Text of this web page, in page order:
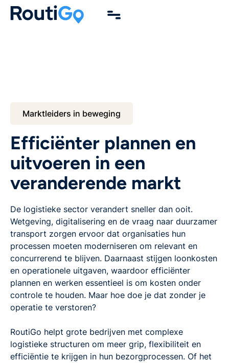
Marktleiders in beweging
Efficiënter plannen en
uitvoeren in een
veranderende markt
De logistieke sector verandert sneller dan ooit.
Wetgeving, digitalisering en de vraag naar duurzamer
transport zorgen ervoor dat organisaties hun
processen moeten moderniseren om relevant en
concurrerend te blijven. Daarnaast stijgen loonkosten
en operationele uitgaven, waardoor efficiënter
plannen en werken essentieel is om kosten onder
controle te houden. Maar hoe doe je dat zonder je
operatie te verstoren?
RoutiGo helpt grote bedrijven met complexe
logistieke structuren om meer grip, flexibiliteit en
efficiëntie te krijgen in hun bezorgprocessen. Of het